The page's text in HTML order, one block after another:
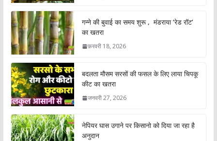
गन्ने की बुवाई का समय शुरू , मंडराया ‘रेड रॉट’
का खतरा
फ़रवरी 18, 2026
बदलता मौसम सरसों की फसल के लिए लाया चिपकू
कीट का खतरा
जनवरी 27, 2026
नेपियर घास उगाने पर किसानो को दिया जा रहा है
अनुदान